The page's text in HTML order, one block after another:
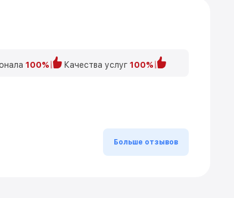
100% Качества услуг 100%
Больше отзывов